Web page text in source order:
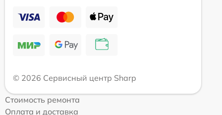
© 2026 Сервисный центр Sharp
Стоимость ремонта
Оплата и доставка